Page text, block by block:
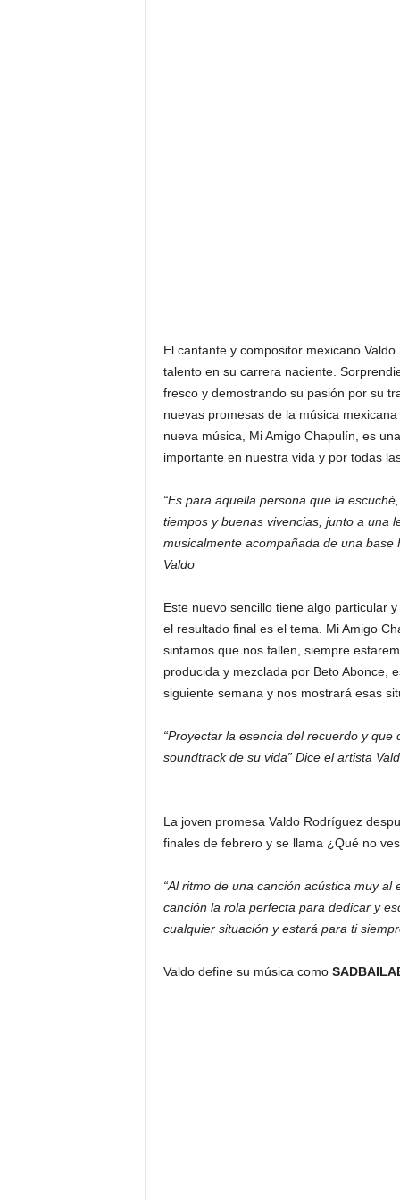
El cantante y compositor mexicano
talento en su carrera naciente.
fresco y demostrando su pasión por su
nuevas promesas de la música
nueva música, Mi Amigo Chapulín, es
importante en nuestra vida y por todas
“Es para aquella persona que la
tiempos y buenas vivencias, junto a una
musicalmente acompañada de una base
Valdo
Este nuevo sencillo tiene algo particular
el resultado final es el tema. Mi Amigo
sintamos que nos fallen, siempre
producida y mezclada por Beto Abonce,
siguiente semana y nos mostrará esas
“Proyectar la esencia del recuerdo y
soundtrack de su vida” Dice el artista
La joven promesa Valdo Rodríguez
finales de febrero y se llama ¿Qué no
“Al ritmo de una canción acústica muy
canción la rola perfecta para dedicar y
cualquier situación y estará para ti
Valdo define su música como